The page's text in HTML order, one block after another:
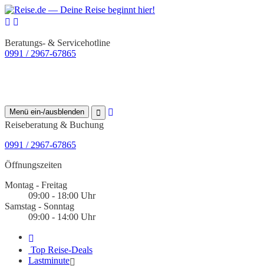
Beratungs- & Servicehotline
0991 / 2967-67865
Menü ein-/ausblenden
Reiseberatung & Buchung
0991 / 2967-67865
Öffnungszeiten
Montag - Freitag
09:00 - 18:00 Uhr
Samstag - Sonntag
09:00 - 14:00 Uhr
Top Reise-Deals
Lastminute